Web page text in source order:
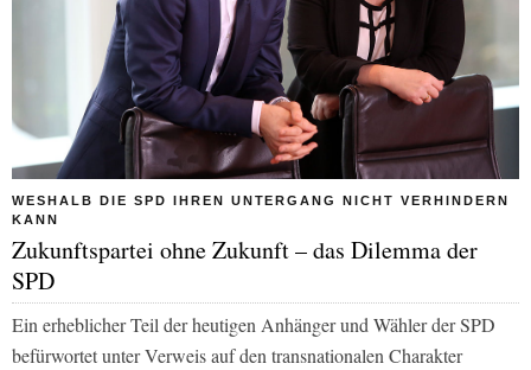
WESHALB DIE SPD IHREN UNTERGANG NICHT VERHINDERN
KANN
Zukunftspartei ohne Zukunft – das Dilemma der
SPD
Ein erheblicher Teil der heutigen Anhänger und Wähler der SPD
befürwortet unter Verweis auf den transnationalen Charakter